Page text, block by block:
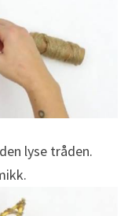
lyse tråden.